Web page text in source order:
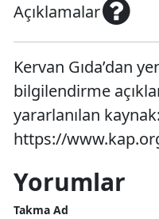
Açıklamalar
Kervan Gıda’dan
bilgilendirme
yararlanılan kaynak:
https://
Yorumlar
Takma Ad